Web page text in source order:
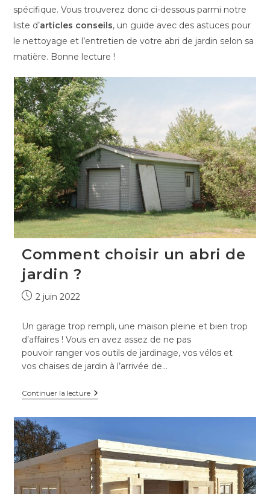
spécifique. Vous trouverez donc ci-dessous parmi notre
liste d’articles conseils, un guide avec des astuces pour
le nettoyage et l’entretien de votre abri de jardin selon sa
matière. Bonne lecture !
Comment choisir un abri de
jardin ?
Publication
2 juin 2022
Un garage trop rempli, une maison pleine et bien trop
d’affaires ! Vous en avez assez de ne pas
pouvoir ranger vos outils de jardinage, vos vélos et
vos chaises de jardin à l’arrivée de…
Continuer la lectureComment
jardin
?